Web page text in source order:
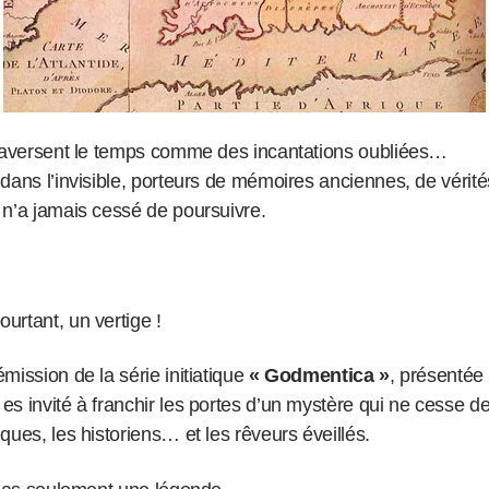
le temps comme des incantations oubliées…
l’invisible, porteurs de mémoires anciennes, de
jamais cessé de poursuivre.
un vertige !
de la série initiatique « Godmentica », présentée
invité à franchir les portes d’un mystère qui ne cesse
les historiens… et les rêveurs éveillés.